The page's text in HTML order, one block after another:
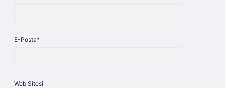
E-Posta*
Web Sitesi